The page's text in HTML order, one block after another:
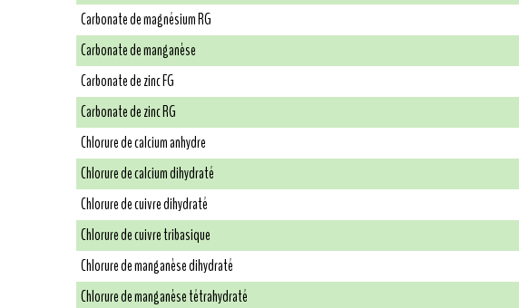
Carbonate de magnésium RG
Carbonate de manganèse
Carbonate de zinc FG
Carbonate de zinc RG
Chlorure de calcium anhydre
Chlorure de calcium dihydraté
Chlorure de cuivre dihydraté
Chlorure de cuivre tribasique
Chlorure de manganèse dihydraté
Chlorure de manganèse tétrahydraté